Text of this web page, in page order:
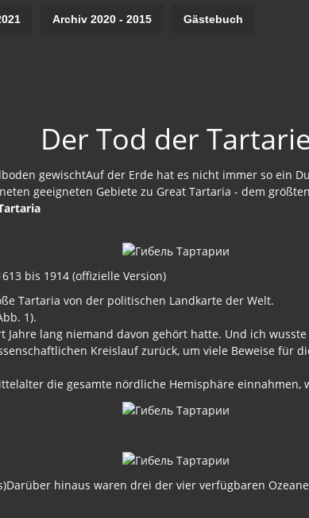
Archiv 2020 - 2015 Gästebuch
Der Tod der
gewischtAuf der Erde hat es nicht immer so ein
geeigneten Gebiete zu Great Tartaria - dem
bis 1914 (offizielle Version)
Tartaria von der politischen Landkarte der Welt.
1).
lang niemand davon gehört hatte. Und ich
Kreislauf zurück, um viele Beweise für
die gesamte nördliche Hemisphäre einnahmen,
hinaus waren drei der vier verfügbaren